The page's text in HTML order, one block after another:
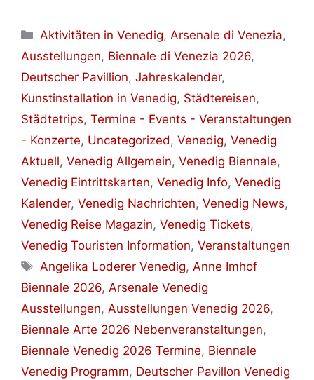
Kategorien
Aktivitäten in Venedig,Arsenale di Venezia,
Ausstellungen, Biennale di Venezia 2026,
Deutscher Pavillion, Jahreskalender,
Kunstinstallation in Venedig, Städtereisen,
Städtetrips, Termine - Events - Veranstaltungen
- Konzerte, Uncategorized, Venedig, Venedig
Aktuell, Venedig Allgemein, Venedig Biennale,
Venedig Eintrittskarten, Venedig Info, Venedig
Kalender, Venedig Nachrichten, Venedig News,
Venedig Reise Magazin, Venedig Tickets,
Venedig Touristen Information, Veranstaltungen
Schlagwörter
Angelika Loderer Venedig,Anne Imhof
Biennale 2026, Arsenale Venedig
Ausstellungen, Ausstellungen Venedig 2026,
Biennale Arte 2026 Nebenveranstaltungen,
Biennale Venedig 2026 Termine, Biennale
Venedig Programm, Deutscher Pavillon Venedig